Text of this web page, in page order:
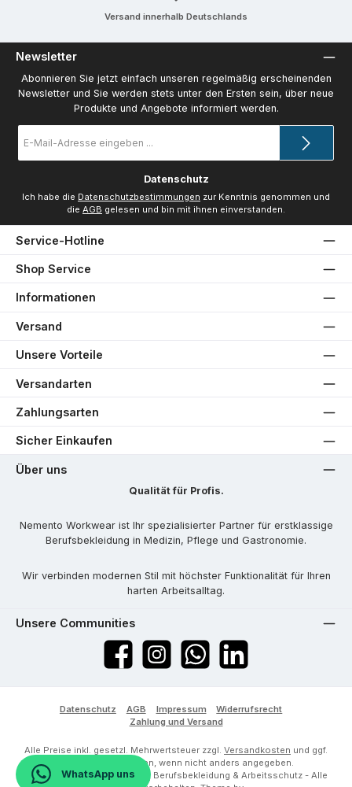
Versand innerhalb Deutschlands
Newsletter
Abonnieren Sie jetzt einfach unseren regelmäßig erscheinenden
Newsletter und Sie werden stets unter den Ersten sein, über neue
Produkte und Angebote informiert werden.
Mail-
Adresse
Datenschutz
Ich habe die Datenschutzbestimmungen zur Kenntnis genommen und
die AGB gelesen und bin mit ihnen einverstanden.
Service-Hotline
Shop Service
Informationen
Versand
Unsere Vorteile
Versandarten
Zahlungsarten
Sicher Einkaufen
Über uns
Qualität für Profis.
Nemento Workwear ist Ihr spezialisierter Partner für erstklassige
Berufsbekleidung in Medizin, Pflege und Gastronomie.
Wir verbinden modernen Stil mit höchster Funktionalität für Ihren
harten Arbeitsalltag.
Unsere Communities
FacebookInstagramWhatsApp
Datenschutz AGB Impressum
Widerrufsrecht
Zahlung und Versand
Alle Preise inkl. gesetzl. Mehrwertsteuer zzgl. Versandkosten und ggf.
Nachnahmegebühren, wenn nicht anders angegeben.
© 2026 Nemento Workwear | Berufsbekleidung & Arbeitsschutz - Alle
WhatsApp uns